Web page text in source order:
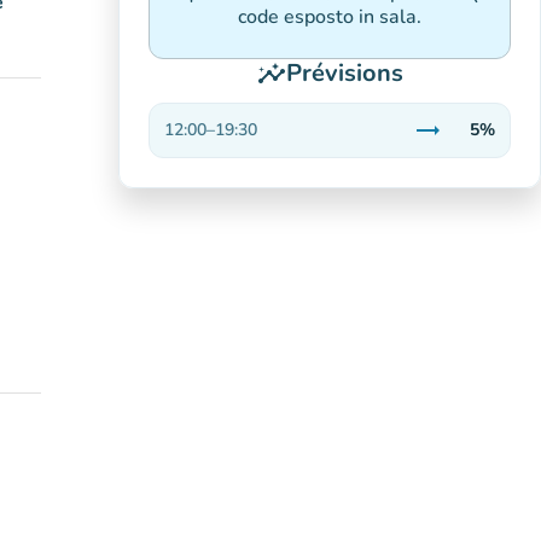
code esposto in sala.
insightsPrévisions
12:00–19:30 trending_flat
Stable
5%